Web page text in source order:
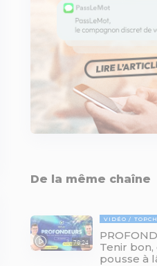
De la même chaîne
78:24
VIDÉO
Tenir
pousse à